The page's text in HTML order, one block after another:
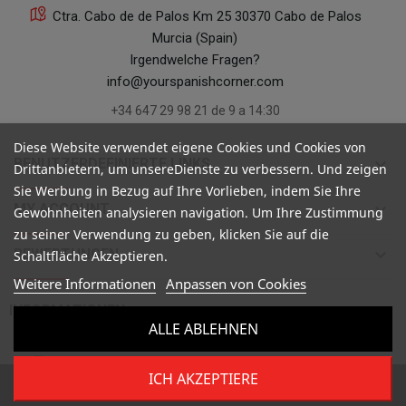
Ctra. Cabo de de Palos Km 25 30370 Cabo de Palos
Murcia (Spain)
Irgendwelche Fragen?
info@yourspanishcorner.com
+34 647 29 98 21 de 9 a 14:30
BENUTZERDEFINIERTE LINKS keyboard_arrow_down
MY ACCOUNT keyboard_arrow_down
BEWERTUNGEN
INFORMATIONEN 
Diese Website verwendet eigene Cookies und Cookies von
Drittanbietern, um unsereDienste zu verbessern. Und zeigen
Sie Werbung in Bezug auf Ihre Vorlieben, indem Sie Ihre
Gewohnheiten analysieren navigation. Um Ihre Zustimmung
zu seiner Verwendung zu geben, klicken Sie auf die
Schaltfläche Akzeptieren.
Weitere Informationen Anpassen von Cookies
ALLE ABLEHNEN
ICH AKZEPTIERE
Your Spanish Corner. Todos los derechos reservados